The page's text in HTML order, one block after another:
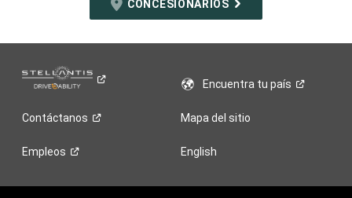
CONCESIONARIOS
Encuentra tupaís
Contáctanos Mapa del sitio
Empleos English